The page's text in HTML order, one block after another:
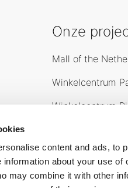
content and ads, to
about your use
may combine it with other
Onze
Mall of the
Winkelcentrum
Winkelcentrum
Over ons